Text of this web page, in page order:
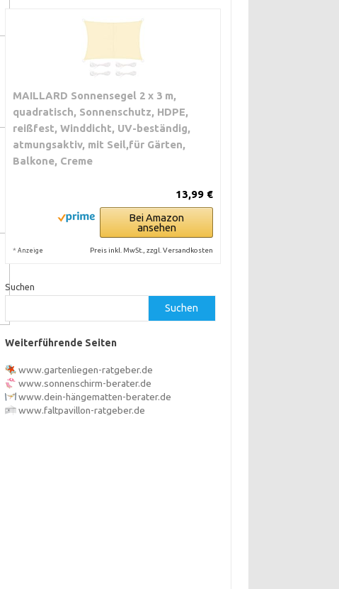
MAILLARD Sonnensegel 2 x 3 m,
quadratisch, Sonnenschutz, HDPE,
reißfest, Winddicht, UV-beständig,
atmungsaktiv, mit Seil,für Gärten,
Balkone, Creme
13,99 €
Bei Amazon
ansehen
* Anzeige Preis inkl. MwSt., zzgl. Versandkosten
Suchen
Suchen
Weiterführende Seiten
www.gartenliegen-ratgeber.de
www.sonnenschirm-berater.de
www.dein-hängematten-berater.de
www.faltpavillon-ratgeber.de